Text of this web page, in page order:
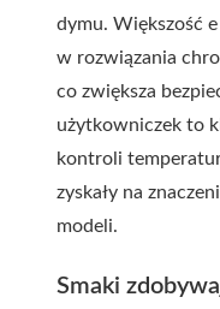
dymu. Większość
w rozwiązania
co zwiększa
użytkowniczek to
kontroli
zyskały na
modeli.
Smaki